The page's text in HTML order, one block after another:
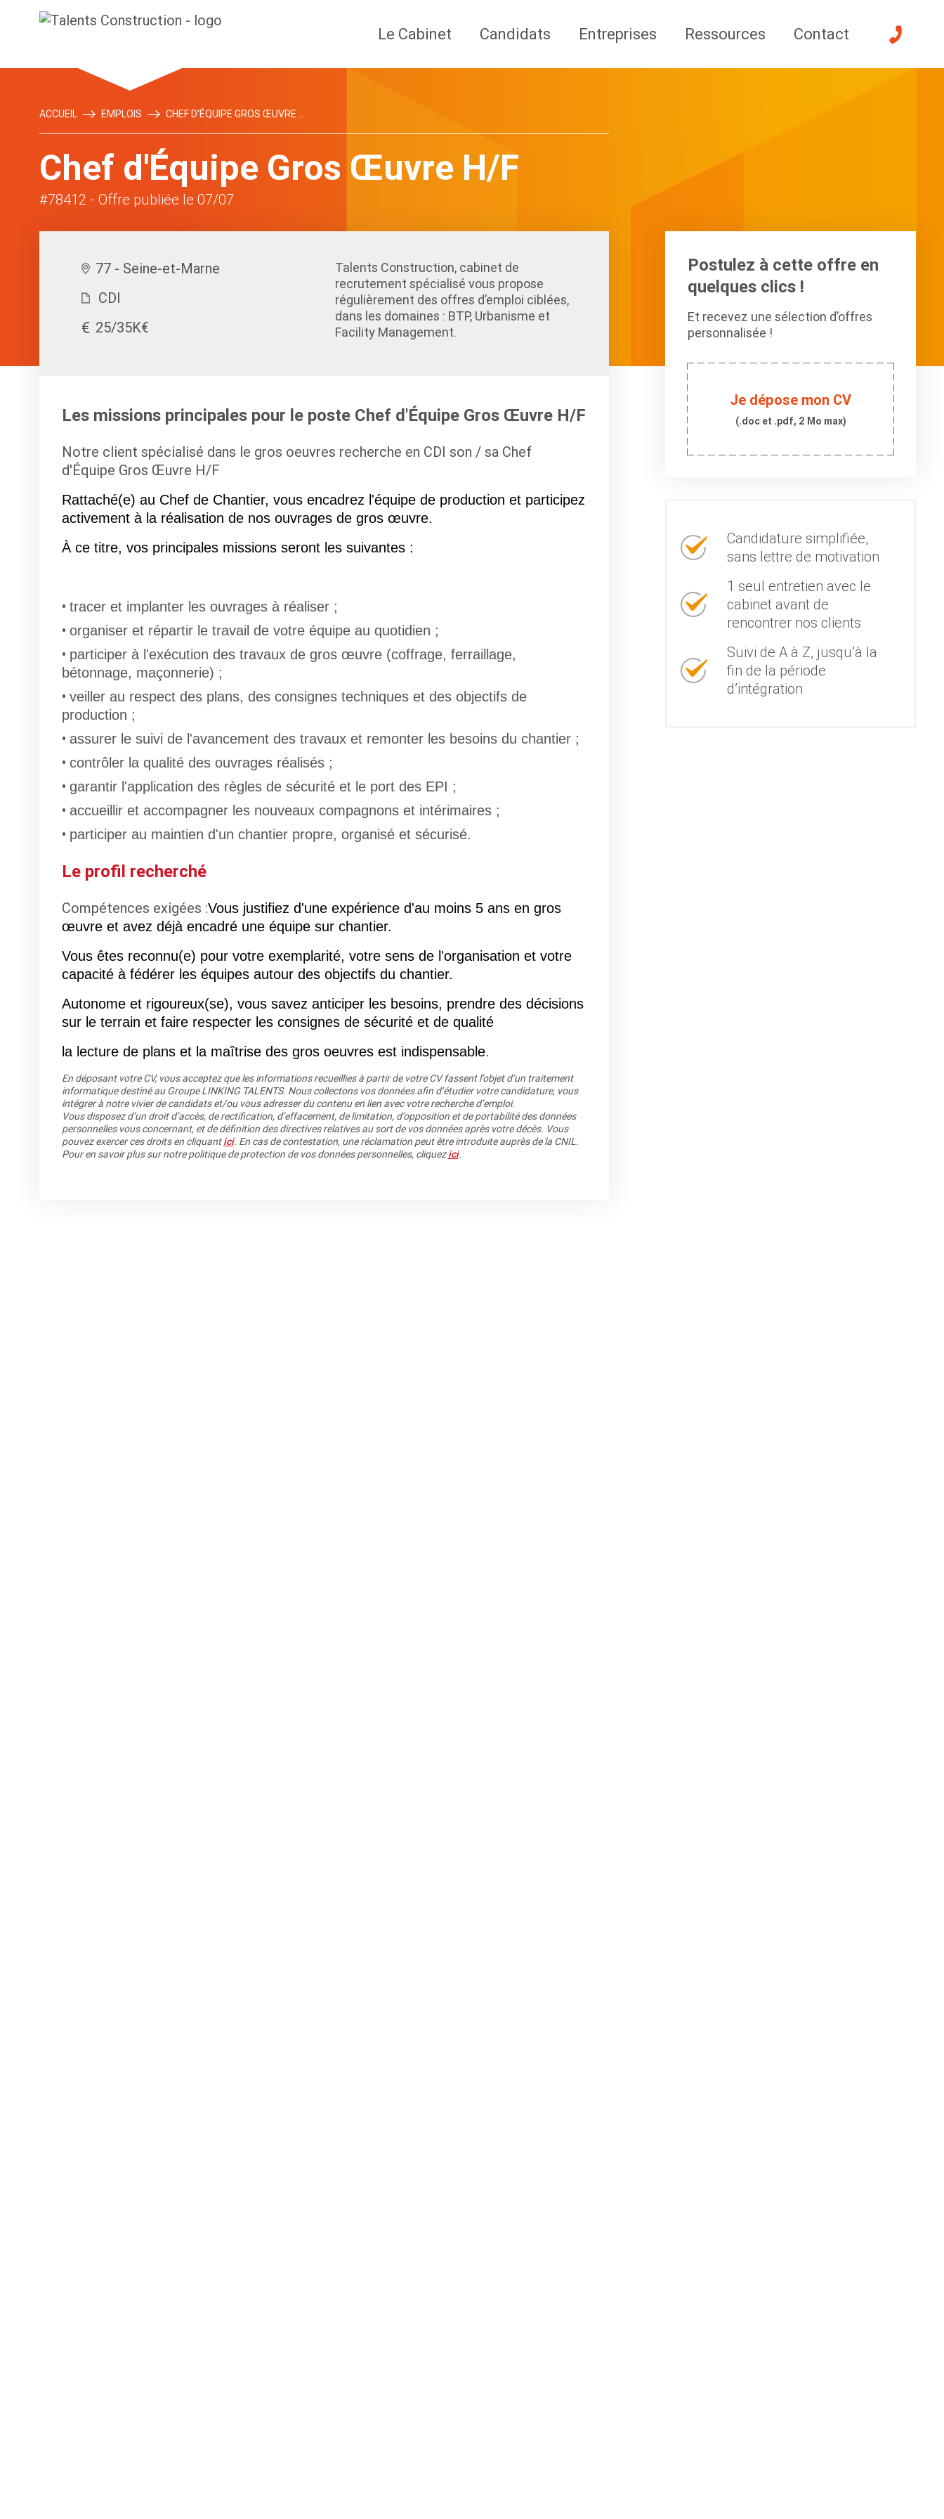
Le Cabinet Candidats Entreprises Ressources Contact
ACCUEIL EMPLOIS CHEF D'ÉQUIPE GROS ŒUVRE ...
Chef d'Équipe Gros Œuvre H/F
#78412 - Offre publiée le 07/07
77 - Seine-et-Marne
CDI
25/35K€
Talents Construction, cabinet de
recrutement spécialisé vous propose
régulièrement des offres d’emploi ciblées,
dans les domaines : BTP, Urbanisme et
Facility Management.
Les missions principales pour le poste Chef d'Équipe Gros Œuvre H/F
Notre client spécialisé dans le gros oeuvres recherche en CDI son / sa Chef
d'Équipe Gros Œuvre H/F
Rattaché(e) au Chef de Chantier, vous encadrez l'équipe de production et participez
activement à la réalisation de nos ouvrages de gros œuvre.
À ce titre, vos principales missions seront les suivantes :
tracer et implanter les ouvrages à réaliser ;
organiser et répartir le travail de votre équipe au quotidien ;
participer à l'exécution des travaux de gros œuvre (coffrage, ferraillage,
bétonnage, maçonnerie) ;
veiller au respect des plans, des consignes techniques et des objectifs de
production ;
assurer le suivi de l'avancement des travaux et remonter les besoins du chantier ;
contrôler la qualité des ouvrages réalisés ;
garantir l'application des règles de sécurité et le port des EPI ;
accueillir et accompagner les nouveaux compagnons et intérimaires ;
participer au maintien d'un chantier propre, organisé et sécurisé.
Le profil recherché
Compétences exigées :Vous justifiez d'une expérience d'au moins 5 ans en gros
œuvre et avez déjà encadré une équipe sur chantier.
Vous êtes reconnu(e) pour votre exemplarité, votre sens de l'organisation et votre
capacité à fédérer les équipes autour des objectifs du chantier.
Autonome et rigoureux(se), vous savez anticiper les besoins, prendre des décisions
sur le terrain et faire respecter les consignes de sécurité et de qualité
la lecture de plans et la maîtrise des gros oeuvres est indispensable.
En déposant votre CV, vous acceptez que les informations recueillies à partir de votre CV fassent l’objet d’un traitement
informatique destiné au Groupe LINKING TALENTS. Nous collectons vos données afin d’étudier votre candidature, vous
intégrer à notre vivier de candidats et/ou vous adresser du contenu en lien avec votre recherche d’emploi.
Vous disposez d’un droit d’accès, de rectification, d’effacement, de limitation, d’opposition et de portabilité des données
personnelles vous concernant, et de définition des directives relatives au sort de vos données après votre décès. Vous
pouvez exercer ces droits en cliquantici. En cas de contestation, une réclamation peut être introduite auprès de la CNIL.
Pour en savoir plus sur notre politique de protection de vos données personnelles, cliquezici.
Postulez à cette offre en
quelques clics !
Et recevez une sélection d’offres
personnalisée !
Je dépose mon CV
(.doc et .pdf, 2 Mo max)
Candidature simplifiée,
sans lettre de motivation
1 seul entretien avec le
cabinet avant de
rencontrer nos clients
Suivi de A à Z, jusqu’à la
fin de la période
d’intégration